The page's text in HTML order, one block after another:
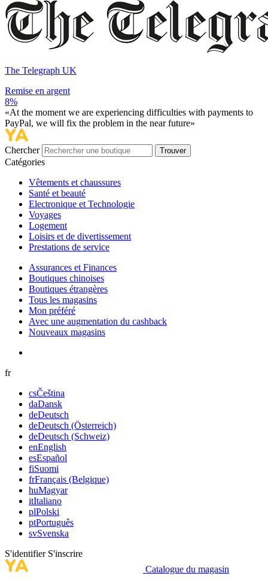
The Telegraph UK
Remise en argent
8%
«At the moment we are experiencing difficulties with payments to
PayPal, we will fix the problem in the near future»
Chercher Trouver
Catégories
Vêtements et chaussures
Santé et beauté
Electronique et Technologie
Voyages
Logement
Loisirs et de divertissement
Prestations de service
Assurances et Finances
Boutiques chinoises
Boutiques étrangères
Tous les magasins
Mon préféré
Avec une augmentation du cashback
Nouveaux magasins
fr
csČeština
daDansk
deDeutsch
deDeutsch (Österreich)
deDeutsch (Schweiz)
enEnglish
esEspañol
fiSuomi
frFrançais (Belgique)
huMagyar
itItaliano
plPolski
ptPortuguês
svSvenska
S'identifier S'inscrire
Catalogue du magasin